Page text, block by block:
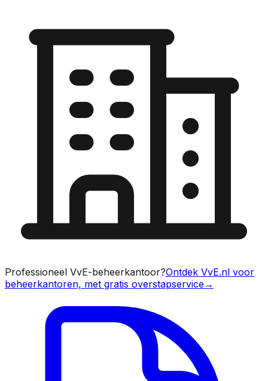
Professioneel VvE-beheerkantoor?Ontdek VvE.nl voor
beheerkantoren, met gratis overstapservice→